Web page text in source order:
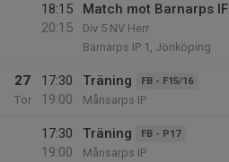
18:15
20:15
Match mot Barnarps IF
Div 5 NV Herr
Barnarps IP 1, Jönköping
27
Tor
17:30
19:00
Träning FB - F15/16
Månsarps IP
17:30
19:00
Träning FB - P17
Månsarps IP